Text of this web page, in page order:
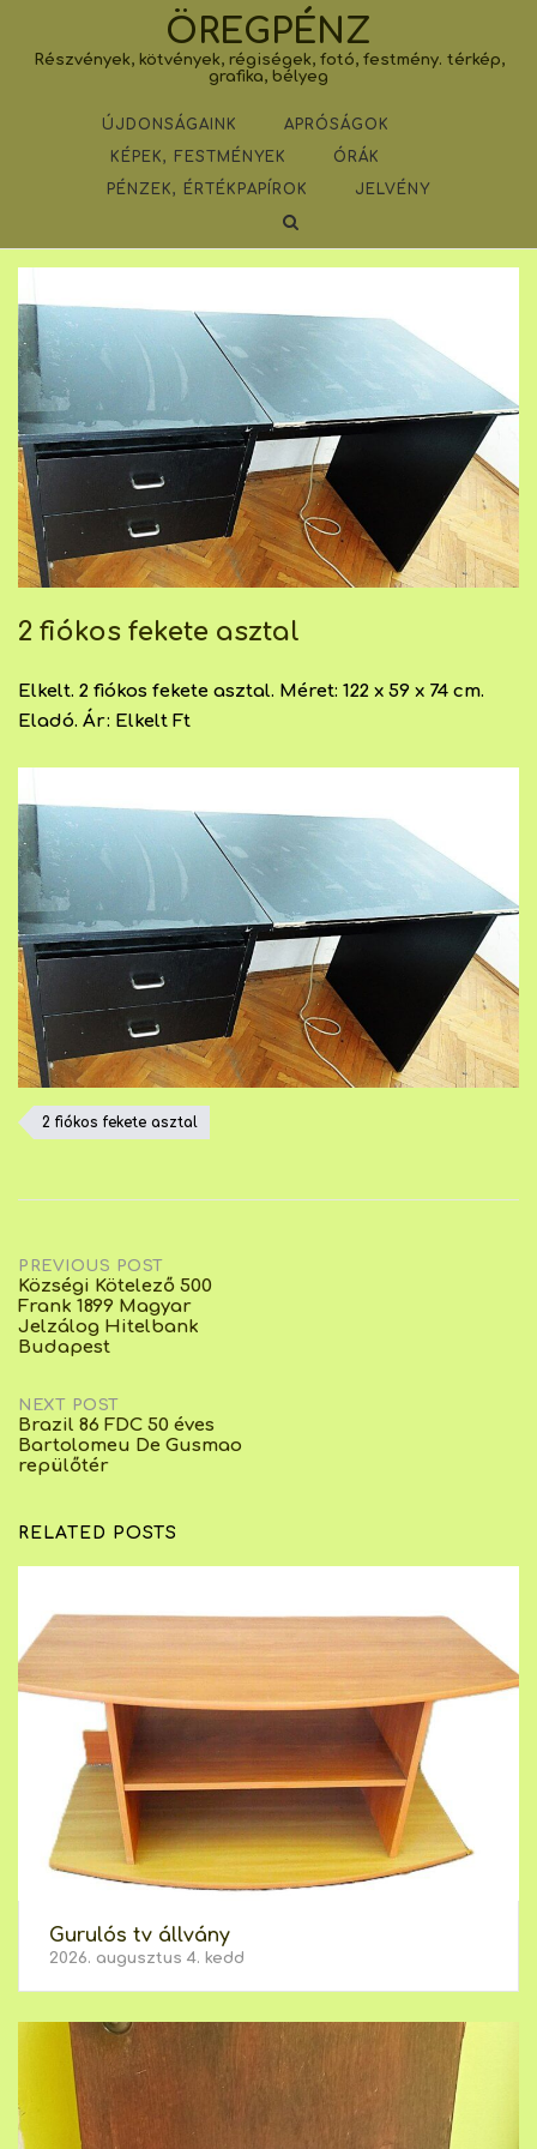
ÖREGPÉNZ
Részvények, kötvények, régiségek, fotó, festmény. térkép,
grafika, bélyeg
ÚJDONSÁGAINK
APRÓSÁGOK
KÉPEK, FESTMÉNYEK
ÓRÁK
PÉNZEK, ÉRTÉKPAPÍROK
JELVÉNY
2 fiókos fekete asztal
Elkelt. 2 fiókos fekete asztal. Méret: 122 x 59 x 74 cm.
Eladó. Ár: Elkelt Ft
2 fiókos fekete asztal
Post
navigation
PREVIOUS POST
Községi Kötelező 500
Frank 1899 Magyar
Jelzálog Hitelbank
Budapest
NEXT POST
Brazil 86 FDC 50 éves
Bartolomeu De Gusmao
repülőtér
RELATED POSTS
Gurulós tv állvány
2026. augusztus 4. kedd